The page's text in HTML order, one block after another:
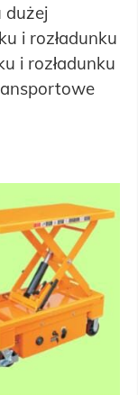
dużej
i rozładunku
i rozładunku